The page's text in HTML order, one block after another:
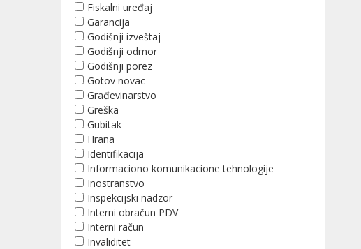
Fiskalni uređaj
Garancija
Godišnji izveštaj
Godišnji odmor
Godišnji porez
Gotov novac
Građevinarstvo
Greška
Gubitak
Hrana
Identifikacija
Informaciono komunikacione tehnologije
Inostranstvo
Inspekcijski nadzor
Interni obračun PDV
Interni račun
Invaliditet